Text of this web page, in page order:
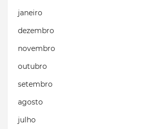
janeiro
dezembro
novembro
outubro
setembro
agosto
julho